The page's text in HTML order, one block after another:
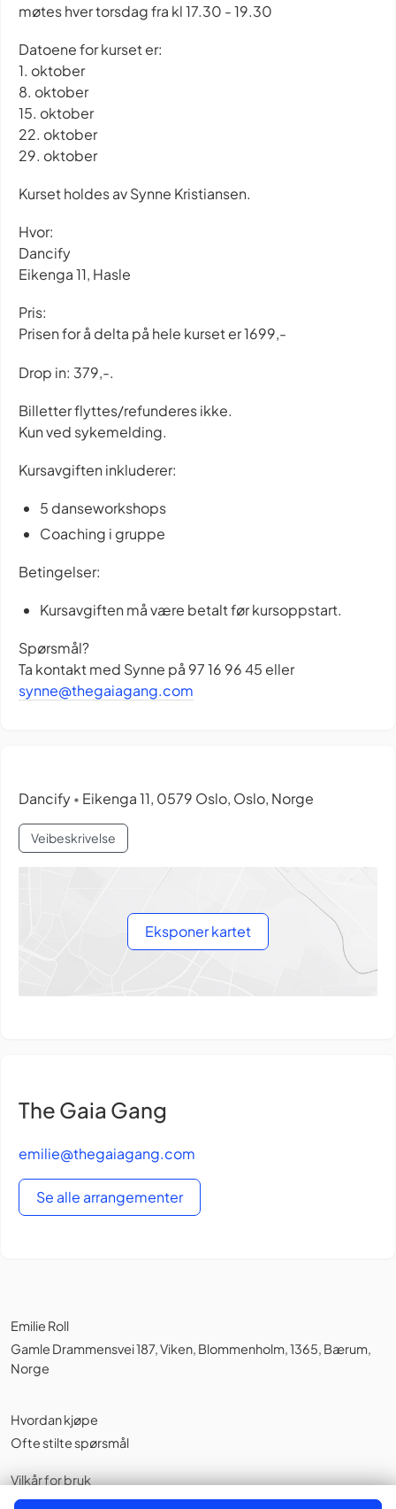
møtes hver torsdag fra kl 17.30 - 19.30
Datoene for kurset er:
1. oktober
8. oktober
15. oktober
22. oktober
29. oktober
Kurset holdes av Synne Kristiansen.
Hvor:
Dancify
Eikenga 11, Hasle
Pris:
Prisen for å delta på hele kurset er 1699,-
Drop in: 379,-.
Billetter flyttes/refunderes ikke.
Kun ved sykemelding.
Kursavgiften inkluderer:
5 danseworkshops
Coaching i gruppe
Betingelser:
Kursavgiften må være betalt før kursoppstart.
Spørsmål?
Ta kontakt med Synne på 97 16 96 45 eller
synne@thegaiagang.com
Dancify • Eikenga 11, 0579 Oslo, Oslo, Norge
Veibeskrivelse
Eksponer kartet
The Gaia Gang
emilie@thegaiagang.com
Se alle arrangementer
Emilie Roll
Gamle Drammensvei 187, Viken, Blommenholm, 1365, Bærum,
Norge
Hvordan kjøpe
Ofte stilte spørsmål
Vilkår for bruk
Personvernerklæring,Informasjonskapsler